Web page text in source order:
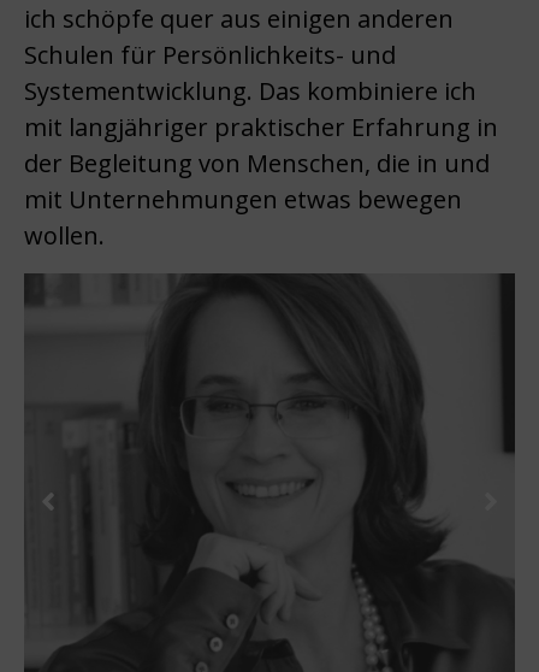
ich schöpfe quer aus einigen anderen
Schulen für Persönlichkeits- und
Systementwicklung. Das kombiniere ich
mit langjähriger praktischer Erfahrung in
der Begleitung von Menschen, die in und
mit Unternehmungen etwas bewegen
wollen.